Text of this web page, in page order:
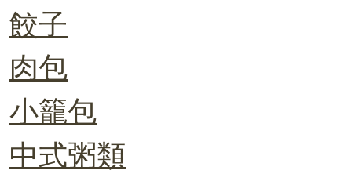
餃子
肉包
小籠包
中式粥類